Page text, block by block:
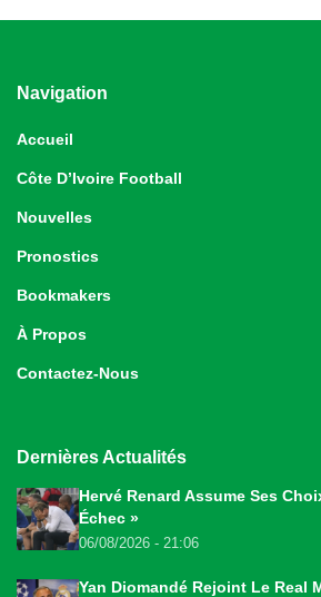
Navigation
Accueil
Côte D’Ivoire Football
Nouvelles
Pronostics
Bookmakers
À Propos
Contactez-Nous
Dernières Actualités
Hervé Renard Assume Ses
Échec »
06/08/2026 - 21:06
Yan Diomandé Rejoint Le Real